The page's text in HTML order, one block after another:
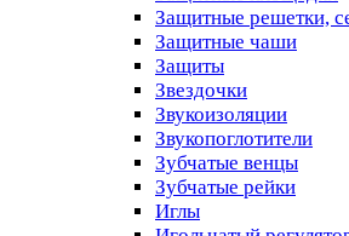
Защитные решетки,
Защитные чаши
Защиты
Звездочки
Звукоизоляции
Звукопоглотители
Зубчатые венцы
Зубчатые рейки
Иглы